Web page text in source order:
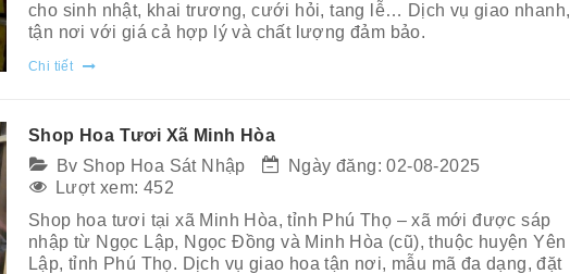
cho sinh nhật, khai trương, cưới hỏi, tang lễ… Dịch vụ giao nhanh,
tận nơi với giá cả hợp lý và chất lượng đảm bảo.
Chi tiết
Shop Hoa Tươi Xã Minh Hòa
Bv Shop Hoa Sát Nhập
Ngày đăng: 02-08-2025
Lượt xem: 452
Shop hoa tươi tại xã Minh Hòa, tỉnh Phú Thọ – xã mới được sáp
nhập từ Ngọc Lập, Ngọc Đồng và Minh Hòa (cũ), thuộc huyện Yên
Lập, tỉnh Phú Thọ. Dịch vụ giao hoa tận nơi, mẫu mã đa dạng, đặt